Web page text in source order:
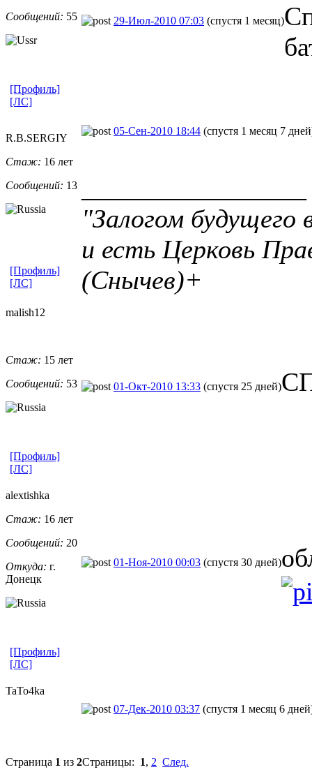
Сообщений: 55 29-Июл-2010 07:03 (спустя 1 месяц)
[Профиль]
[ЛС]
R.B.SERGIY
Стаж: 16 лет
Сообщений: 13
05-Сен-2010 18:44 (спустя 1 месяц 7
"Залогом будущего
и есть Церковь
(Снычев)+
[Профиль]
[ЛС]
malish12
Стаж: 15 лет
Сообщений: 53 01-Окт-2010 13:33 (спустя 25 дней)
[Профиль]
[ЛС]
alextishka
Стаж: 16 лет
Сообщений: 20
Откуда: г.
Донецк
01-Ноя-2010 00:03 (спустя 30 дней)
[Профиль]
[ЛС]
TaTo4ka
07-Дек-2010 03:37 (спустя 1 месяц 6
Страница 1 из 2Страницы: 1, 2 След.